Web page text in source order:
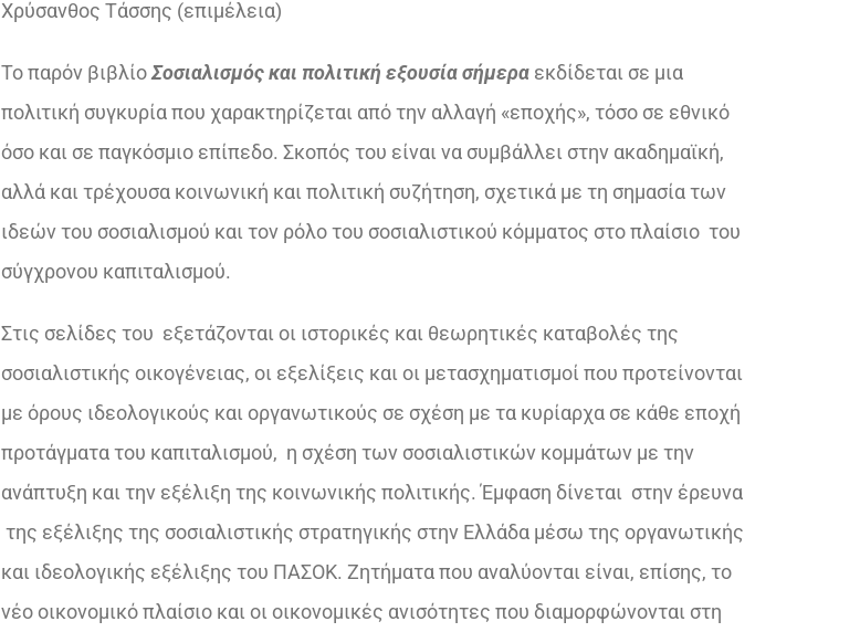
€25,00.
Χρύσανθος Τάσσης (επιμέλεια)
Το παρόν βιβλίοΣοσιαλισμός και πολιτική εξουσία σήμερα εκδίδεται σε μια
πολιτική συγκυρία που χαρακτηρίζεται από την αλλαγή «εποχής», τόσο σε εθνικό
όσο και σε παγκόσμιο επίπεδο. Σκοπός του είναι να συμβάλλει στην ακαδημαϊκή,
αλλά και τρέχουσα κοινωνική και πολιτική συζήτηση, σχετικά με τη σημασία των
ιδεών του σοσιαλισμού και τον ρόλο του σοσιαλιστικού κόμματος στο πλαίσιο του
σύγχρονου καπιταλισμού.
Στις σελίδες του εξετάζονται οι ιστορικές και θεωρητικές καταβολές της
σοσιαλιστικής οικογένειας, οι εξελίξεις και οι μετασχηματισμοί που προτείνονται
με όρους ιδεολογικούς και οργανωτικούς σε σχέση με τα κυρίαρχα σε κάθε εποχή
προτάγματα του καπιταλισμού, η σχέση των σοσιαλιστικών κομμάτων με την
ανάπτυξη και την εξέλιξη της κοινωνικής πολιτικής. Έμφαση δίνεται στην έρευνα
της εξέλιξης της σοσιαλιστικής στρατηγικής στην Ελλάδα μέσω της οργανωτικής
και ιδεολογικής εξέλιξης του ΠΑΣΟΚ. Ζητήματα που αναλύονται είναι, επίσης, το
νέο οικονομικό πλαίσιο και οι οικονομικές ανισότητες που διαμορφώνονται στη